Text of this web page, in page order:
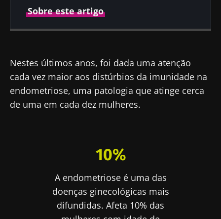
Sobre este artigo
Nestes últimos anos, foi dada uma atenção
cada vez maior aos distúrbios da imunidade na
endometriose, uma patologia que atinge cerca
de uma em cada dez mulheres.
10%
A endometriose é uma das
doenças ginecológicas mais
difundidas. Afeta 10% das